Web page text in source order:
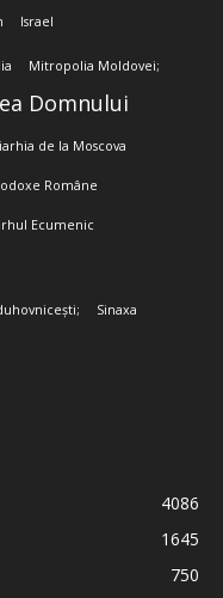
Israel
Mitropolia Moldovei;
Domnului
de la Moscova
Române
Ecumenic
Sinaxa
4086
1645
750